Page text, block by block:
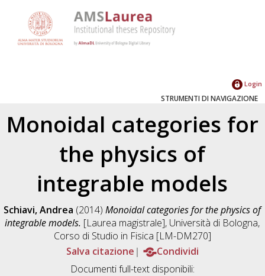
Login
STRUMENTI DI NAVIGAZIONE
Monoidal categories for
the physics of
integrable models
Schiavi, Andrea (2014)Monoidal categories for the physics of
integrable models. [Laurea magistrale], Università di Bologna,
Corso di Studio in Fisica [LM-DM270]
Salva citazione
Condividi
Documenti full-text disponibili: